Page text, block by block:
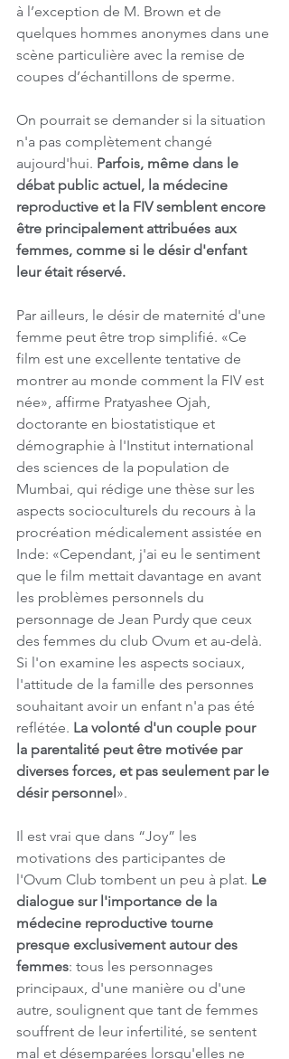
à l’exception de M. Brown et de
quelques hommes anonymes dans une
scène particulière avec la remise de
coupes d’échantillons de sperme.
On pourrait se demander si la situation
n'a pas complètement changé
aujourd'hui. Parfois, même dans le
débat public actuel, la médecine
reproductive et la FIV semblent encore
être principalement attribuées aux
femmes, comme si le désir d'enfant
leur était réservé.
Par ailleurs, le désir de maternité d'une
femme peut être trop simplifié. «Ce
film est une excellente tentative de
montrer au monde comment la FIV est
née», affirme Pratyashee Ojah,
doctorante en biostatistique et
démographie à l'Institut international
des sciences de la population de
Mumbai, qui rédige une thèse sur les
aspects socioculturels du recours à la
procréation médicalement assistée en
Inde: «Cependant, j'ai eu le sentiment
que le film mettait davantage en avant
les problèmes personnels du
personnage de Jean Purdy que ceux
des femmes du club Ovum et au-delà.
Si l'on examine les aspects sociaux,
l'attitude de la famille des personnes
souhaitant avoir un enfant n'a pas été
reflétée. La volonté d'un couple pour
la parentalité peut être motivée par
diverses forces, et pas seulement par le
désir personnel ».
Il est vrai que dans “Joy” les
motivations des participantes de
l'Ovum Club tombent un peu à plat. Le
dialogue sur l'importance de la
médecine reproductive tourne
presque exclusivement autour des
femmes: tous les personnages
principaux, d'une manière ou d'une
autre, soulignent que tant de femmes
souffrent de leur infertilité, se sentent
mal et désemparées lorsqu'elles ne